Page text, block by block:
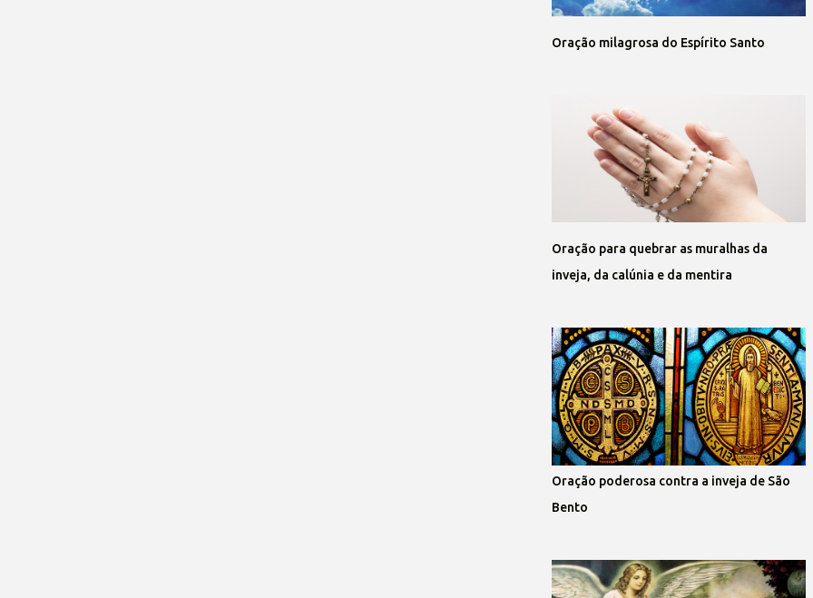
Oração milagrosa do Espírito Santo
Oração para quebrar as muralhas da
inveja, da calúnia e da mentira
Oração poderosa contra a inveja de São
Bento